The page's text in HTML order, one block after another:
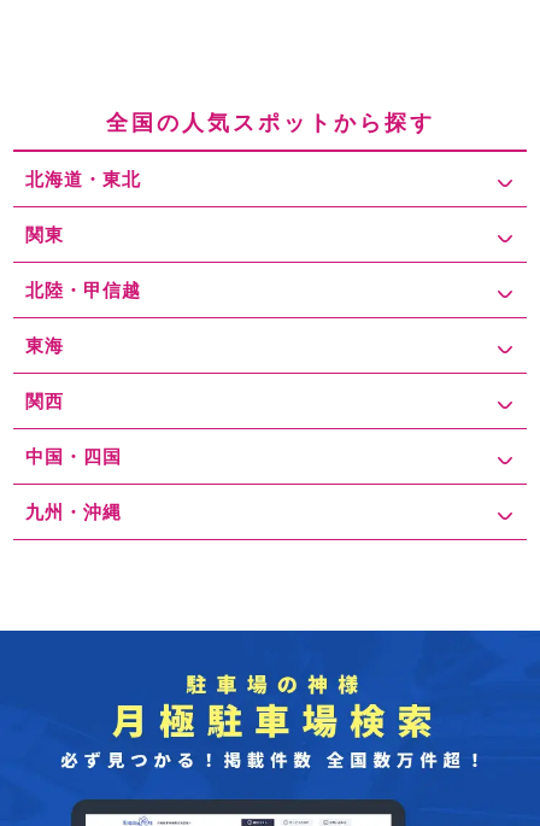
全国の人気スポットから探す
北海道・東北
関東
北陸・甲信越
東海
関西
中国・四国
九州・沖縄